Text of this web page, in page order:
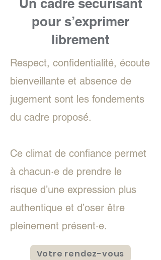
Un cadre sécurisant
pour s’exprimer
librement
Respect, confidentialité, écoute
bienveillante et absence de
jugement sont les fondements
du cadre proposé.
Ce climat de confiance permet
à chacun·e de prendre le
risque d’une expression plus
authentique et d’oser être
pleinement présent·e.
Votre rendez-vous